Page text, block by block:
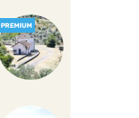
PREMIUM